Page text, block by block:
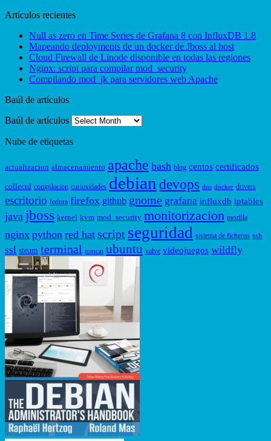
Artículos recientes
Null as zero en Time Series de Grafana 8 con InfluxDB 1.8
Mapeando deployments de un docker de Jboss al host
Cloud Firewall de Linode disponible en todas las regiones
Nginx: script para compilar mod_security
Compilando mod_jk para servidores web Apache
Baúl de artículos
Baúl de artículos
Nube de etiquetas
actualizacion almacenamiento apache bash blog centos certificados
collectd compilacion curiosidades debian devops dns docker drivers
escritorio fedora firefox github gnome grafana influxdb iptables
java jboss kernel kvm mod_security monitorizacion mozilla
nginx python red hat script seguridad sistema de ficheros ssh
ssl steam terminal tomcat ubuntu valve videojuegos wildfly